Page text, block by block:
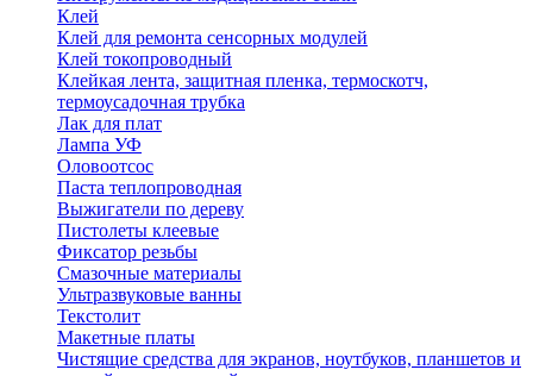
Клей
Клей для ремонта сенсорных модулей
Клей токопроводный
Клейкая лента, защитная пленка, термоскотч,
термоусадочная трубка
Лак для плат
Лампа УФ
Оловоотсос
Паста теплопроводная
Выжигатели по дереву
Пистолеты клеевые
Фиксатор резьбы
Смазочные материалы
Ультразвуковые ванны
Текстолит
Макетные платы
Чистящие средства для экранов, ноутбуков, планшетов и